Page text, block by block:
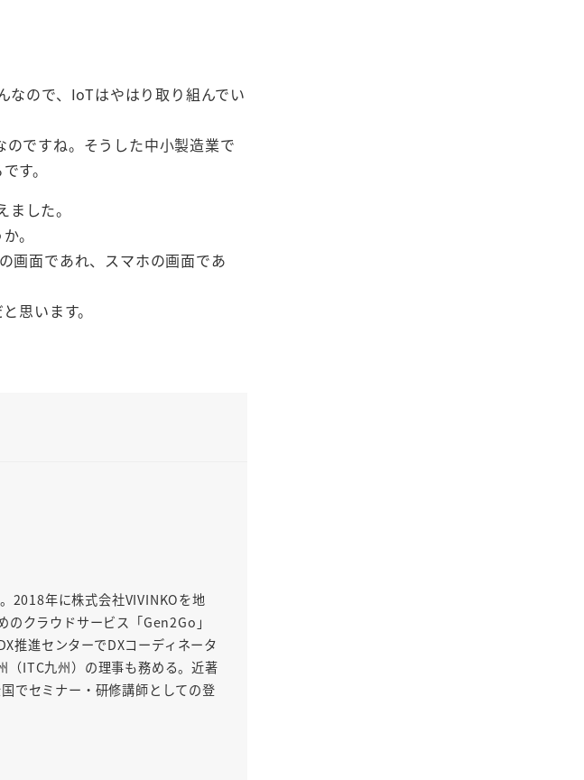
なので、IoTはやはり取り組んでい
ですね。そうした中小製造業で
す。
した。
。
画面であれ、スマホの画面であ
思います。
2018年に株式会社VIVINKOを地
クラウドサービス「Gen2Go」
推進センターでDXコーディネータ
（ITC九州）の理事も務める。近著
でセミナー・研修講師としての登